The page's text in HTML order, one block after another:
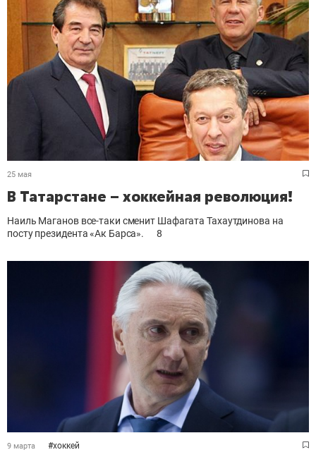
25 мая
В Татарстане – хоккейная революция!
Наиль Маганов все-таки сменит Шафагата Тахаутдинова на
посту президента «Ак Барса».
8
9 марта #хоккей